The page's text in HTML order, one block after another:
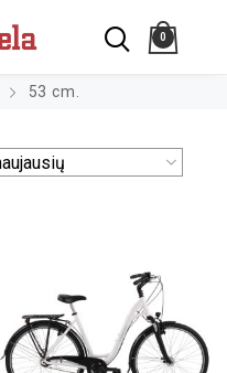
0
53 cm.